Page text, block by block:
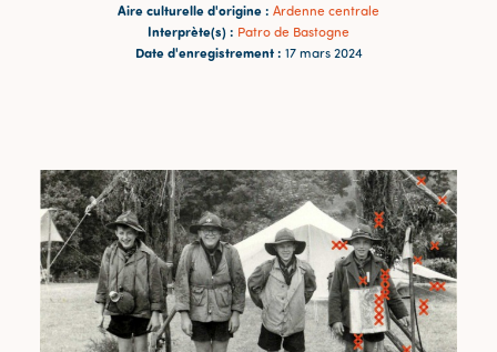
Aire culturelle d'origine : Ardenne centrale
Interprète(s) : Patro de Bastogne
Date d'enregistrement : 17 mars 2024